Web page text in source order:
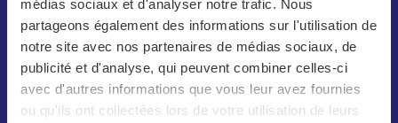
médias sociaux et d'analyser notre trafic. Nous
partageons également des informations sur l'utilisation de
notre site avec nos partenaires de médias sociaux, de
publicité et d'analyse, qui peuvent combiner celles-ci
avec d'autres informations que vous leur avez fournies
ou qu'ils ont collectées lors de votre utilisation de leurs
Cenas Bulle